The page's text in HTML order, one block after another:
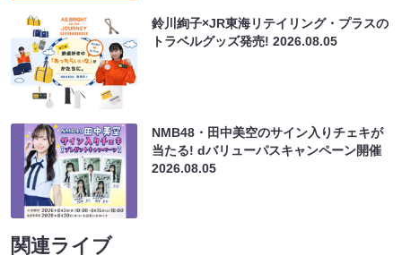
鈴川絢子×JR東海リテイリング・プラスの
トラベルグッズ発売!2026.08.05
NMB48・田中美空のサイン入りチェキが
当たる! dバリューパスキャンペーン開催
2026.08.05
関連ライブ